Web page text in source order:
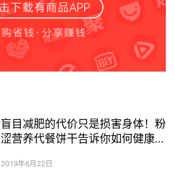
盲目减肥的代价只是损害身体！粉
涩营养代餐饼干告诉你如何健康
2019年6月22日